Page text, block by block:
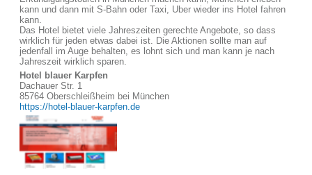
kann und dann mit S-Bahn oder Taxi, Uber wieder ins Hotel fahren
kann.
Das Hotel bietet viele Jahreszeiten gerechte Angebote, so dass
wirklich für jeden etwas dabei ist. Die Aktionen sollte man auf
jedenfall im Auge behalten, es lohnt sich und man kann je nach
Jahreszeit wirklich sparen.
Hotel blauer Karpfen
Dachauer Str. 1
85764 Oberschleißheim bei München
https://hotel-blauer-karpfen.de